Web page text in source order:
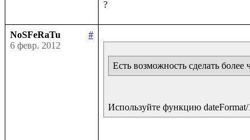
NoSFeRaTu
#
6 февр. 2012
Есть возможность сделать
Используйте функцию